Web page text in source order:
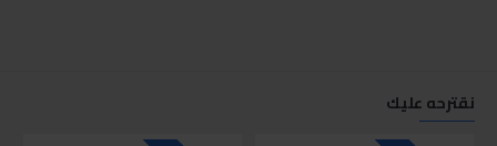
نقترحه عليك